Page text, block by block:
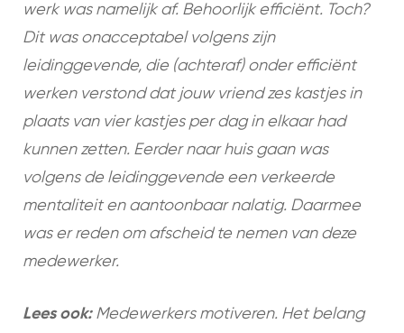
werk was namelijk af. Behoorlijk efficiënt. Toch?
Dit was onacceptabel volgens zijn
leidinggevende, die (achteraf) onder efficiënt
werken verstond dat jouw vriend zes kastjes in
plaats van vier kastjes per dag in elkaar had
kunnen zetten. Eerder naar huis gaan was
volgens de leidinggevende een verkeerde
mentaliteit en aantoonbaar nalatig. Daarmee
was er reden om afscheid te nemen van deze
medewerker.
Lees ook:Medewerkers motiveren. Het belang